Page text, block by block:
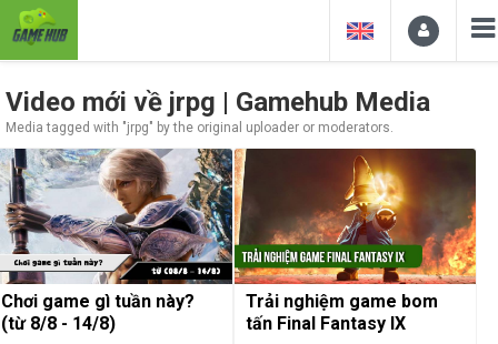
Video mới về jrpg | Gamehub Media
Media tagged with "jrpg" by the original uploader or moderators.
Chơi game gì tuần này?
(từ 8/8 - 14/8)
Trải nghiệm game bom
tấn Final Fantasy IX